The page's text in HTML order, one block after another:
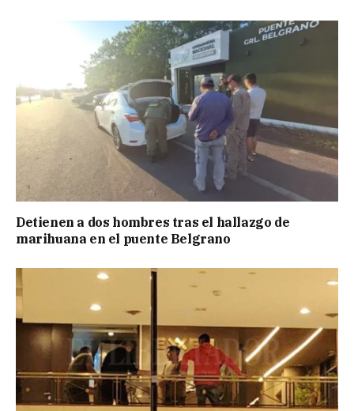
Detienen a dos hombres tras el hallazgo de
marihuana en el puente Belgrano